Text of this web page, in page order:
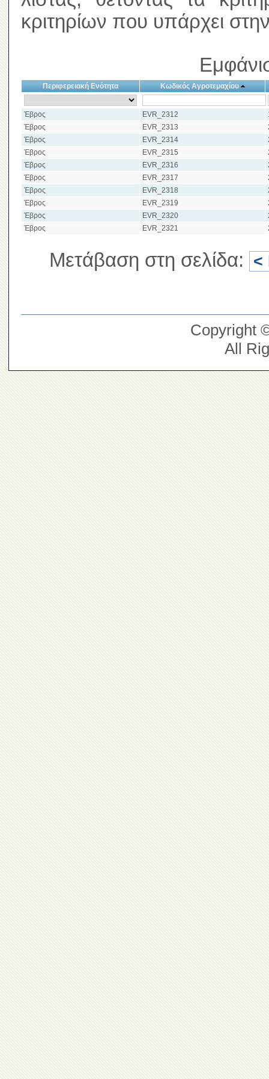
κριτηρίων που υπάρχει
Περιφερειακή Ενότητα Κωδικός Αγροτεμαχίου
Έβρος EVR_2312
Έβρος
EVR_2313
Έβρος
EVR_2314
Έβρος
EVR_2315
Έβρος
EVR_2316
Έβρος
EVR_2317
Έβρος
EVR_2318
Έβρος
EVR_2319
Έβρος
EVR_2320
Έβρος
EVR_2321
Μετάβαση στη σελίδα: <
Copyright
All